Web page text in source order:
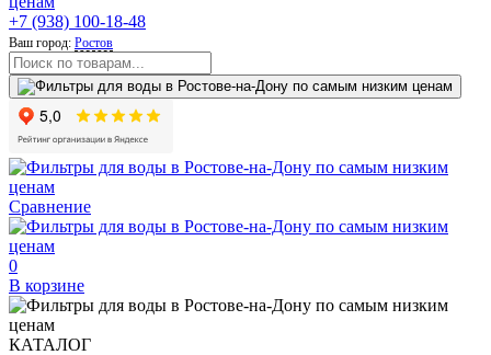
+7 (938) 100-18-48
Ваш город: Ростов
Сравнение
0
В корзине
КАТАЛОГ